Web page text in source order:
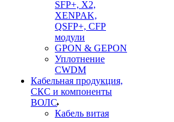
SFP+, X2,
XENPAK,
QSFP+, CFP
модули
GPON & GEPON
Уплотнение
CWDM
Кабельная продукция,
СКС и компоненты
ВОЛС
Кабель витая